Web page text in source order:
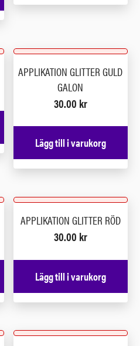
APPLIKATION GLITTER GULD
GALON
30.00 kr
Lägg till i varukorg
APPLIKATION GLITTER RÖD
30.00 kr
Lägg till i varukorg